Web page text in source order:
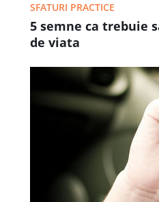
SFATURI PRACTICE
5 semne ca trebuie
de viata